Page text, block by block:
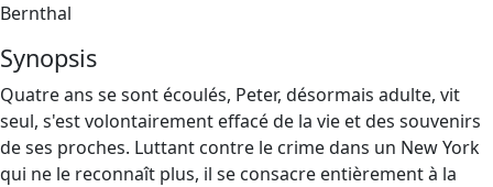
Bernthal
Synopsis
Quatre ans se sont écoulés, Peter, désormais adulte, vit
seul, s'est volontairement effacé de la vie et des souvenirs
de ses proches. Luttant contre le crime dans un New York
qui ne le reconnaît plus, il se consacre entièrement à la